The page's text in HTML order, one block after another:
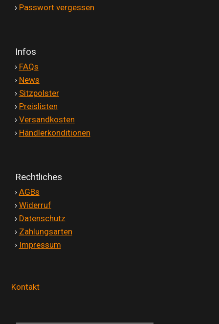
› Passwort vergessen
Infos
› FAQs
› News
› Sitzpolster
› Preislisten
› Versandkosten
› Händlerkonditionen
Rechtliches
› AGBs
› Widerruf
› Datenschutz
› Zahlungsarten
› Impressum
Kontakt